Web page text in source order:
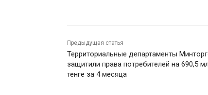
Предыдущая статья
Территориальные департаменты
защитили права потребителей на 690,5
тенге за 4 месяца